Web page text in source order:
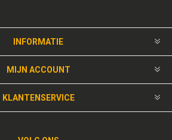
INFORMATIE
MIJN ACCOUNT
KLANTENSERVICE